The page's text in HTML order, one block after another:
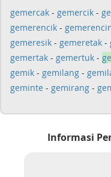
gemercak - gemercik -
gemerencik -
gemeresik - gemeretak -
gemertak - gemertuk -
gemik - gemilang -
geminte - gemirang -
Informasi